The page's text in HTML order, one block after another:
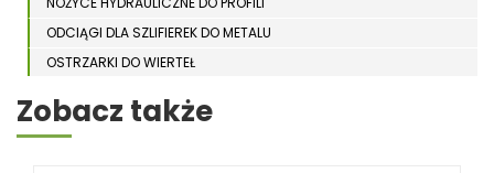
ODCIĄGI DLA SZLIFIEREK DO METALU
OSTRZARKI DO WIERTEŁ
PIŁY TAŚMOWE DO METALU
Zobacz także